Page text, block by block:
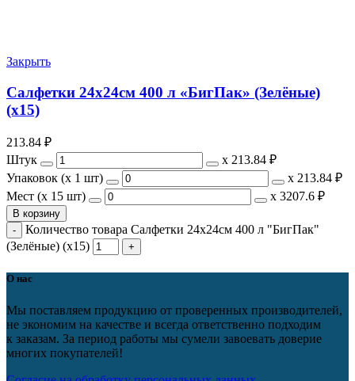
Закрыть
Салфетки 24х24см 400 л «БигПак» (Зелёные)
(х15)
213.84 ₽
Штук
х 213.84 ₽
Упаковок (x 1 шт)
х 213.84 ₽
Мест (x 15 шт)
х 3207.6 ₽
В корзину
Количество товара Салфетки 24х24см 400 л "БигПак"
(Зелёные) (х15)
О нас
Мы поставляем продукцию от проверенных производителей,
не экономим на качестве и всегда ответственно подходим
к заказам. За период работы мы сумели завоевать доверие
многих покупателей!